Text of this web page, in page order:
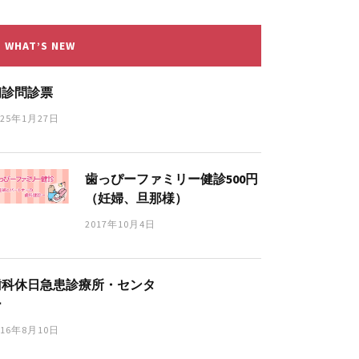
WHAT’S NEW
問診票
年1月27日
歯っぴーファミリー健診500円
（妊婦、旦那様）
2017年10月4日
休日急患診療所・センタ
年8月10日